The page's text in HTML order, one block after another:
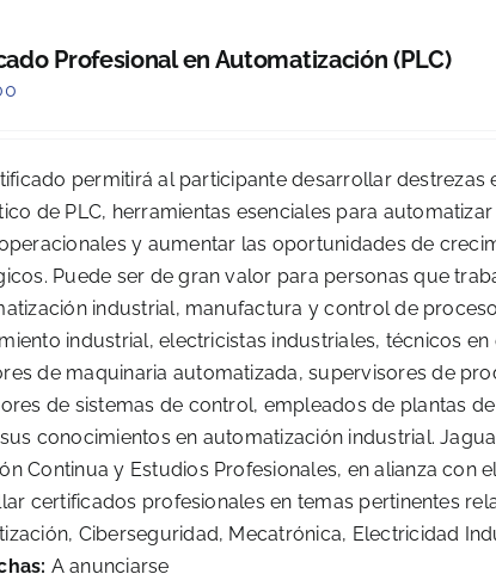
Profesional en Automatización (PLC)
permitirá al participante desarrollar
de PLC, herramientas esenciales para
y aumentar las oportunidades de
Puede ser de gran valor para personas que
industrial, manufactura y control de
industrial, electricistas industriales, técnicos
de maquinaria automatizada, supervisores de
de sistemas de control, empleados de plantas
conocimientos en automatización industrial.
Continua y Estudios Profesionales, en alianza con
certificados profesionales en temas pertinentes
Ciberseguridad, Mecatrónica, Electricidad
A anunciarse